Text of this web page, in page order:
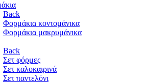
Back
Φορμάκια κοντομάνικα
Φορμάκια μακρυμάνικα
Back
Σετ φόρμες
Σετ καλοκαιρινά
Σετ παντελόνι